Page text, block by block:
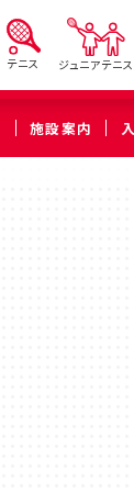
テニス ジュニアテニス
施設案内